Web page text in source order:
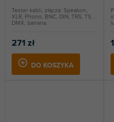
271 zł
DO KOSZYKA
Tester kabli, złącza: Speakon,
XLR, Phono, BNC, DIN, TRS, TS,
DMX, banana.